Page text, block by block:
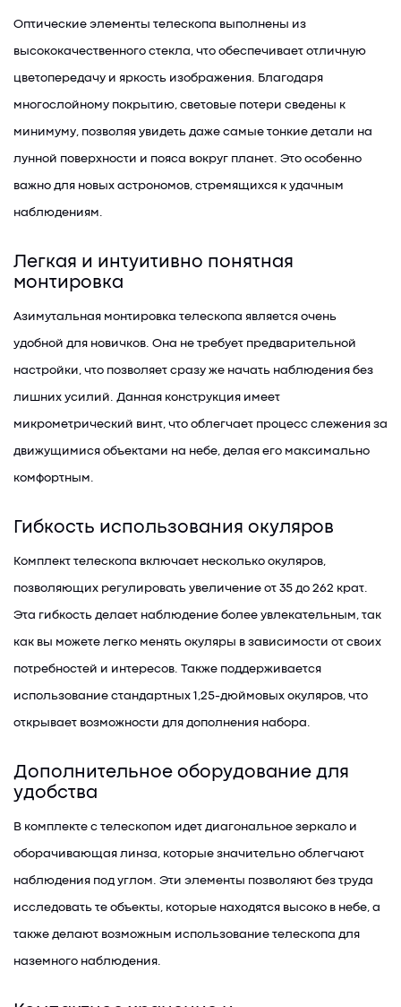
Оптические элементы телескопа выполнены из
высококачественного стекла, что обеспечивает отличную
цветопередачу и яркость изображения. Благодаря
многослойному покрытию, световые потери сведены к
минимуму, позволяя увидеть даже самые тонкие детали на
лунной поверхности и пояса вокруг планет. Это особенно
важно для новых астрономов, стремящихся к удачным
наблюдениям.
Легкая и интуитивно понятная
монтировка
Азимутальная монтировка телескопа является очень
удобной для новичков. Она не требует предварительной
настройки, что позволяет сразу же начать наблюдения без
лишних усилий. Данная конструкция имеет
микрометрический винт, что облегчает процесс слежения за
движущимися объектами на небе, делая его максимально
комфортным.
Гибкость использования окуляров
Комплект телескопа включает несколько окуляров,
позволяющих регулировать увеличение от 35 до 262 крат.
Эта гибкость делает наблюдение более увлекательным, так
как вы можете легко менять окуляры в зависимости от своих
потребностей и интересов. Также поддерживается
использование стандартных 1,25-дюймовых окуляров, что
открывает возможности для дополнения набора.
Дополнительное оборудование для
удобства
В комплекте с телескопом идет диагональное зеркало и
оборачивающая линза, которые значительно облегчают
наблюдения под углом. Эти элементы позволяют без труда
исследовать те объекты, которые находятся высоко в небе, а
также делают возможным использование телескопа для
наземного наблюдения.